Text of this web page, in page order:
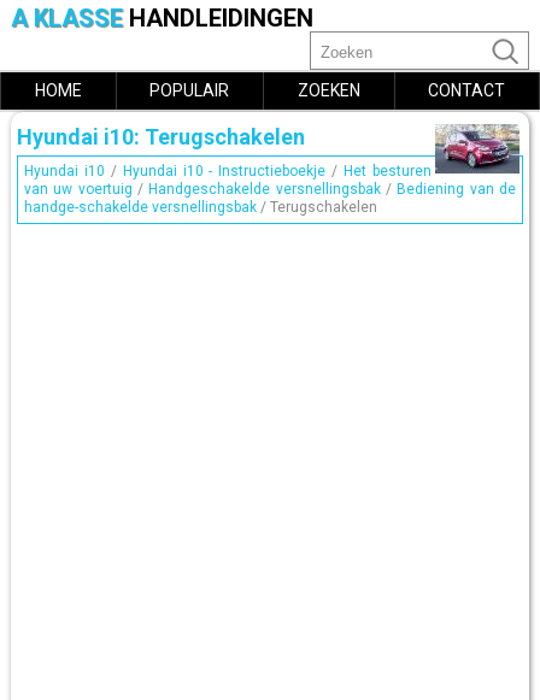
A KLASSE HANDLEIDINGEN
HOME POPULAIR ZOEKEN CONTACT
Hyundai i10: Terugschakelen
Hyundai i10 / Hyundai i10 - Instructieboekje / Het besturen
van uw voertuig / Handgeschakelde versnellingsbak/ Bediening van de
handge-schakelde versnellingsbak/ Terugschakelen